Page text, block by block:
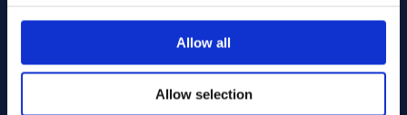
Allow all
Allow selection